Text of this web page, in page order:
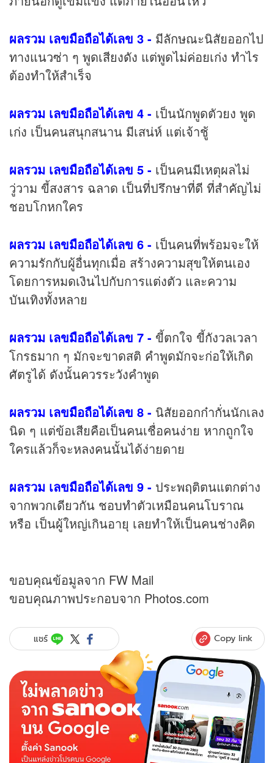
ผลรวม เลขมือถือได้เลข 3 - มีลักษณะนิสัยออกไป
ทางแนวซ่า ๆ พูดเสียงดัง แต่พูดไม่ค่อยเก่ง ทำไร
ต้องทำให้สำเร็จ
ผลรวม เลขมือถือได้เลข 4 - เป็นนักพูดตัวยง พูด
เก่ง เป็นคนสนุกสนาน มีเสน่ห์ แต่เจ้าชู้
ผลรวม เลขมือถือได้เลข 5 - เป็นคนมีเหตุผลไม่
วู่วาม ขี้สงสาร ฉลาด เป็นที่ปรึกษาที่ดี ที่สำคัญไม่
ชอบโกหกใคร
ผลรวม เลขมือถือได้เลข 6 - เป็นคนที่พร้อมจะให้
ความรักกับผู้อื่นทุกเมื่อ สร้างความสุขให้ตนเอง
โดยการหมดเงินไปกับการแต่งตัว และความ
บันเทิงทั้งหลาย
ผลรวม เลขมือถือได้เลข 7 - ขี้ตกใจ ขี้กังวลเวลา
โกรธมาก ๆ มักจะขาดสติ คำพูดมักจะก่อให้เกิด
ศัตรูได้ ดังนั้นควรระวังคำพูด
ผลรวม เลขมือถือได้เลข 8 - นิสัยออกก๋ากั่นนักเลง
นิด ๆ แต่ข้อเสียคือเป็นคนเชื่อคนง่าย หากถูกใจ
ใครแล้วก็จะหลงคนนั้นได้ง่ายดาย
ผลรวม เลขมือถือได้เลข 9 - ประพฤติตนแตกต่าง
จากพวกเดียวกัน ชอบทำตัวเหมือนคนโบราณ
หรือ เป็นผู้ใหญ่เกินอายุ เลยทำให้เป็นคนช่างคิด
ขอบคุณข้อมูลจาก FW Mail
ขอบคุณภาพประกอบจาก Photos.com
แชร์ Copy link